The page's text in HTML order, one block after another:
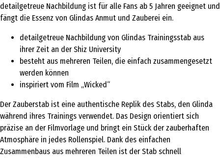
detailgetreue Nachbildung ist für alle Fans ab 5 Jahren geeignet und
fängt die Essenz von Glindas Anmut und Zauberei ein.
detailgetreue Nachbildung von Glindas Trainingsstab aus
ihrer Zeit an der Shiz University
besteht aus mehreren Teilen, die einfach zusammengesetzt
werden können
inspiriert vom Film „Wicked“
Der Zauberstab ist eine authentische Replik des Stabs, den Glinda
während ihres Trainings verwendet. Das Design orientiert sich
präzise an der Filmvorlage und bringt ein Stück der zauberhaften
Atmosphäre in jedes Rollenspiel. Dank des einfachen
Zusammenbaus aus mehreren Teilen ist der Stab schnell